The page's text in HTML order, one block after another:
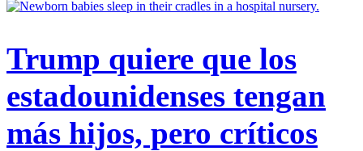
Trump quiere que los
estadounidenses tengan
más hijos, pero críticos